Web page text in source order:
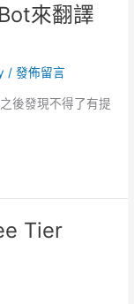
來翻譯
/發佈留言
後發現不得了有提
Tier